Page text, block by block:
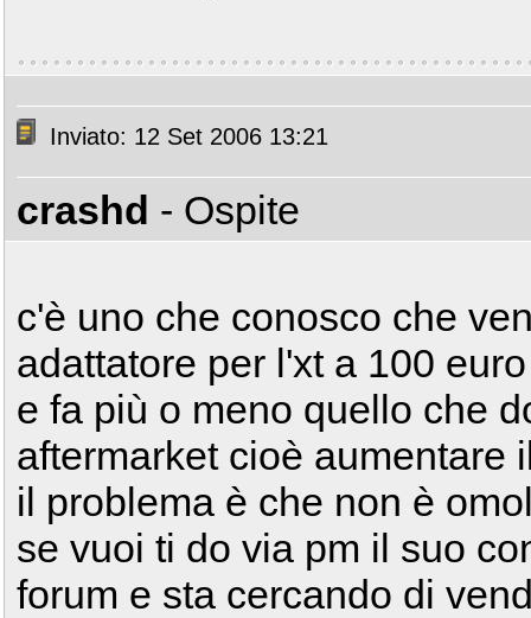
Inviato: 12 Set 2006 13:21
crashd - Ospite
c'è uno che conosco che
adattatore per l'xt a 100 euro
e fa più o meno quello che
aftermarket cioè aumentare
il problema è che non è
se vuoi ti do via pm il suo
forum e sta cercando di